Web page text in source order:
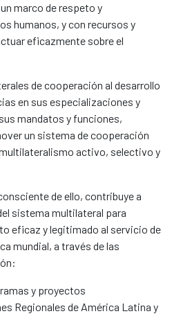
marco de respeto y
humanos, y con recursos y
eficazmente sobre el
de cooperación al desarrollo
en sus especializaciones y
mandatos y funciones,
un sistema de cooperación
activo, selectivo y
de ello, contribuye a
sistema multilateral para
eficaz y legitimado al servicio de
mundial, a través de las
y proyectos
Regionales de América Latina y